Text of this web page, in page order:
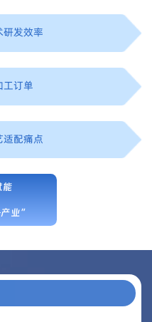
研发效率
工订单
适配痛点
能
产业”